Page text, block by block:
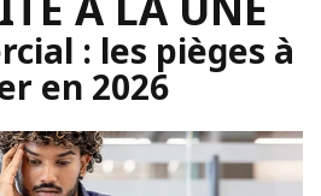
: les pièges à
en 2026